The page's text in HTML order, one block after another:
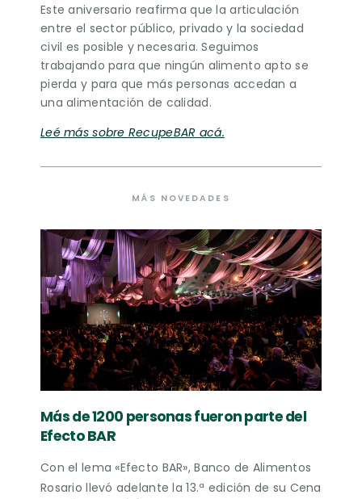
Este aniversario reafirma que la articulación
entre el sector público, privado y la sociedad
civil es posible y necesaria. Seguimos
trabajando para que ningún alimento apto se
pierda y para que más personas accedan a
una alimentación de calidad.
Leé más sobre RecupeBAR acá.
MÁS NOVEDADES
Más de 1200 personas fueron parte del
Efecto BAR
Con el lema «Efecto BAR», Banco de Alimentos
Rosario llevó adelante la 13.ª edición de su Cena